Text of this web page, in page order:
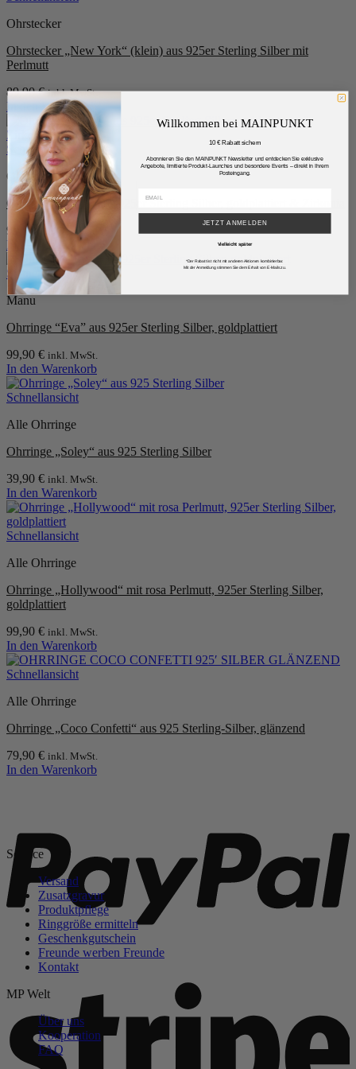
Ohrstecker
Ohrstecker „New York“ (klein) aus 925er Sterling Silber mit
Perlmutt
89,90€ inkl. MwSt.
In den Warenkorb
Schnellansicht
Ohrstecker
Ohrringe „Elada“ aus 925er Sterling Silber, goldplattiert & Zirkonia
99,90€ inkl. MwSt.
In den Warenkorb
Schnellansicht
Manu
Ohrringe “Eva” aus 925er Sterling Silber, goldplattiert
99,90 € inkl. MwSt.
In den Warenkorb
Schnellansicht
Alle Ohrringe
Ohrringe „Soley“ aus 925 Sterling Silber
39,90 € inkl. MwSt.
In den Warenkorb
Schnellansicht
Alle Ohrringe
Ohrringe „Hollywood“ mit rosa Perlmutt, 925er Sterling Silber,
goldplattiert
99,90 € inkl. MwSt.
In den Warenkorb
Schnellansicht
Alle Ohrringe
Ohrringe „Coco Confetti“ aus 925 Sterling-Silber, glänzend
79,90 € inkl. MwSt.
In den Warenkorb
Service
Versand
Zusatzgravur
Produktpflege
Ringgröße ermitteln
Geschenkgutschein
Freunde werben Freunde
Kontakt
MP Welt
Über uns
Kooperation
FAQ
Willkommen bei MAINPUNKT
10 € Rabatt sichern
Abonnieren Sie den MAINPUNKT Newsletter und entdecken Sie exklusive
Angebote, limitierte Produkt-Launches und besondere Events – direkt in Ihrem
Posteingang.
JETZT ANMELDEN
Vielleicht später
*Der Rabatt ist nicht mit anderen Aktionen kombinierbar.
Mit der Anmeldung stimmen Sie dem Erhalt von E-Mails zu.